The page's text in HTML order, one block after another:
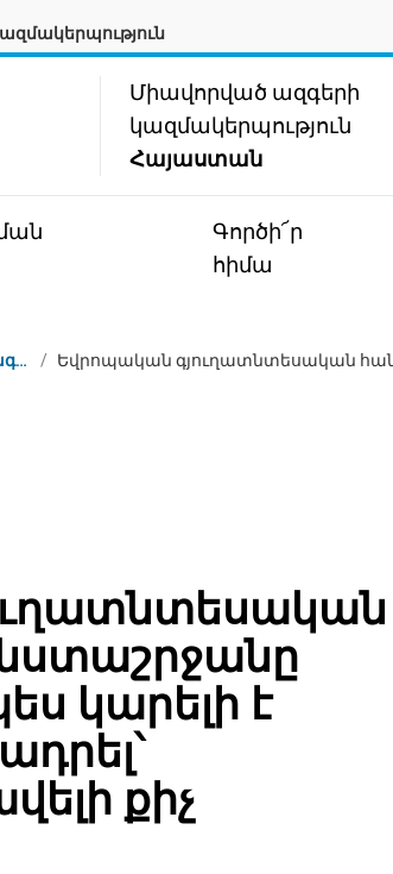
Միավորված ազգերի
կազմակերպություն
Հայաստան
Գործի՜ր
հիմա
Մամուլի հաղորդագրություններ /
կարելի է
քիչ